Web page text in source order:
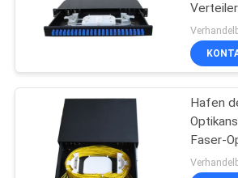
TRETEN
Hafen
Faser-
48 für